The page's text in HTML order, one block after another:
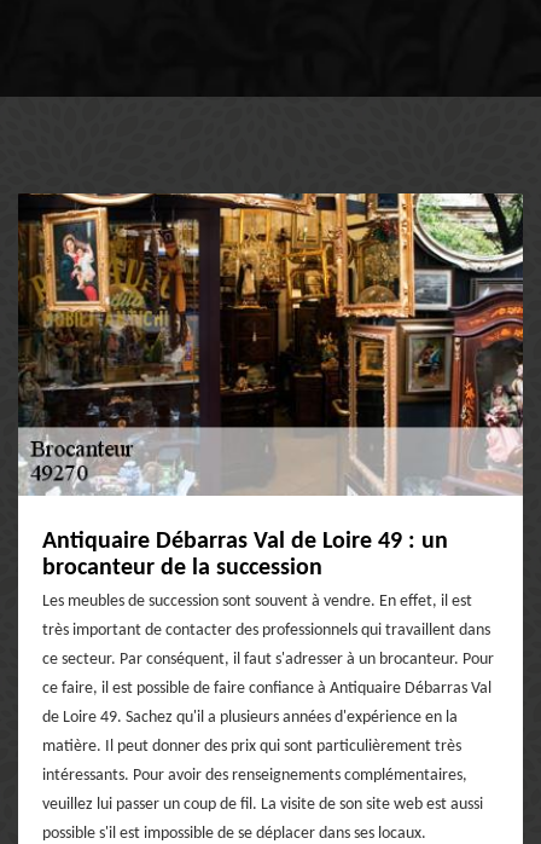
Antiquaire Débarras Val de Loire 49 : un
brocanteur de la succession
Les meubles de succession sont souvent à vendre. En effet, il est
très important de contacter des professionnels qui travaillent dans
ce secteur. Par conséquent, il faut s'adresser à un brocanteur. Pour
ce faire, il est possible de faire confiance à Antiquaire Débarras Val
de Loire 49. Sachez qu'il a plusieurs années d'expérience en la
matière. Il peut donner des prix qui sont particulièrement très
intéressants. Pour avoir des renseignements complémentaires,
veuillez lui passer un coup de fil. La visite de son site web est aussi
possible s'il est impossible de se déplacer dans ses locaux.